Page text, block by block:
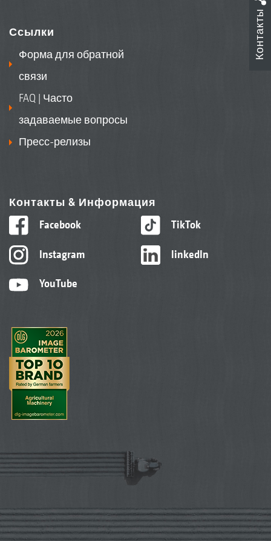
Ссылки
Форма для обратной
связи
FAQ | Часто
задаваемые вопросы
Пресс-релизы
Контакты & Информация
Facebook
Instagram
YouTube
TikTok
linkedIn
Контакты